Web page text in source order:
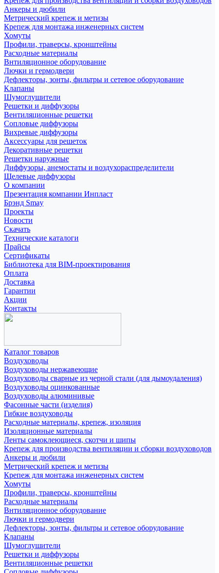
Анкеры и дюбили
Метрический крепеж и метизы
Крепеж для монтажа инженерных систем
Хомуты
Профили, траверсы, кронштейны
Расходные материалы
Внтиляционное оборудование
Лючки и гермодвери
Дефлекторы, зонты, фильтры и сетевое оборудование
Клапаны
Шумоглушители
Решетки и диффузоры
Вентиляционные решетки
Сопловые диффузоры
Вихревые диффузоры
Аксессуары для решеток
Декоративные решетки
Решетки наружные
Диффузоры, анемостаты и воздухораспределители
Щелевые диффузоры
О компании
Презентация компании Инпласт
Брэнд Smay
Проекты
Новости
Скачать
Технические каталоги
Прайсы
Сертификаты
Библиотека для BIM-проектирования
Оплата
Доставка
Гарантии
Акции
Контакты
Каталог товаров
Воздуховоды
Воздуховоды нержавеющие
Воздуховоды сварные из черной стали (для дымоудаления)
Воздуховоды оцинкованные
Воздуховоды алюминивые
Фасонные части (изделия)
Гибкие воздуховоды
Расходные материалы, крепеж, изоляция
Изоляционные материалы
Ленты самоклеющиеся, скотчи и шипы
Крепеж для производства вентиляции и сборки воздуховодов
Анкеры и дюбили
Метрический крепеж и метизы
Крепеж для монтажа инженерных систем
Хомуты
Профили, траверсы, кронштейны
Расходные материалы
Внтиляционное оборудование
Лючки и гермодвери
Дефлекторы, зонты, фильтры и сетевое оборудование
Клапаны
Шумоглушители
Решетки и диффузоры
Вентиляционные решетки